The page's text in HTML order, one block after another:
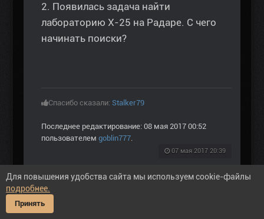
2. Появилась задача найти
лабораторию Х-25 на Радаре. С чего
начинать поиски?
Спасибо сказали: Stalker79
Последнее редактирование: 08 мая 2017 00:52
пользователем goblin777.
07 мая 2017 20:39
ПожалуйстаВойти илиРегистрация, чтобы
присоединиться к беседе.
Для повышения удобства сайта мы используем cookie-файлы
подробнее.
Принять